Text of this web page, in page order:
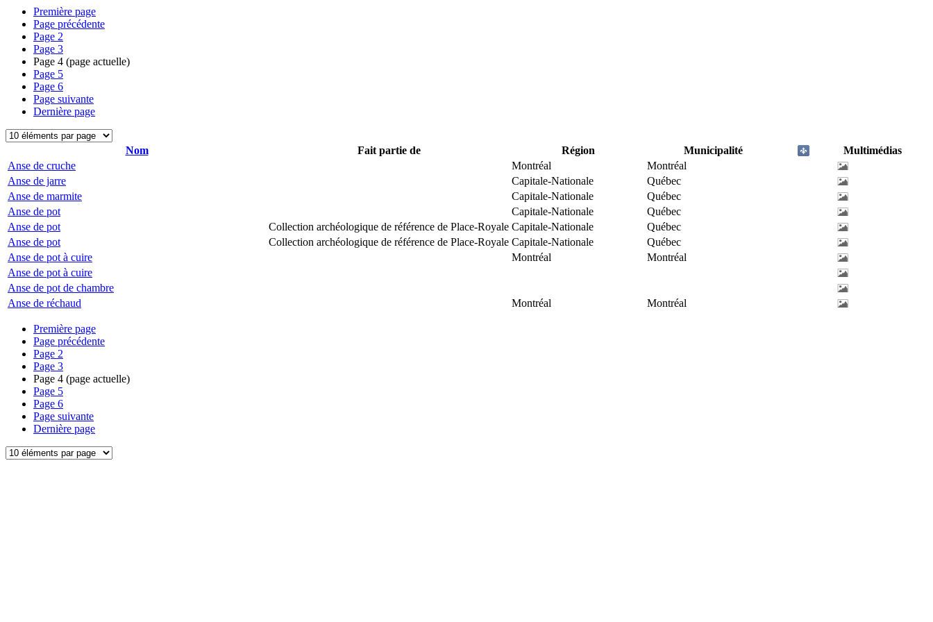
Première page
Page précédente
Page 2
Page 3
Page 4 (page actuelle)
Page 5
Page 6
Page suivante
Dernière page
Nom Fait partie de Région Municipalité
Multimédias
Anse de cruche
Montréal
Montréal
Anse de jarre
Capitale-Nationale
Québec
Anse de marmite
Capitale-Nationale
Québec
Anse de pot
Capitale-Nationale
Québec
Anse de pot
Collection archéologique de référence de Place-Royale Capitale-Nationale
Québec
Anse de pot
Collection archéologique de référence de Place-Royale Capitale-Nationale
Québec
Anse de pot à cuire
Montréal
Montréal
Anse de pot à cuire
Anse de pot de chambre
Anse de réchaud
Montréal Montréal
Première page
Page précédente
Page 2
Page 3
Page 4 (page actuelle)
Page 5
Page 6
Page suivante
Dernière page